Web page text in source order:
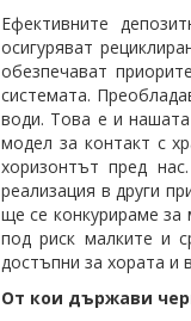
Ефективните
осигуряват
обезпечават
системата.
води. Това е и
модел за контакт с
хоризонтът пред
реализация в други
ще се конкурираме за
под риск малките и
достъпни за хората и
От кои държави